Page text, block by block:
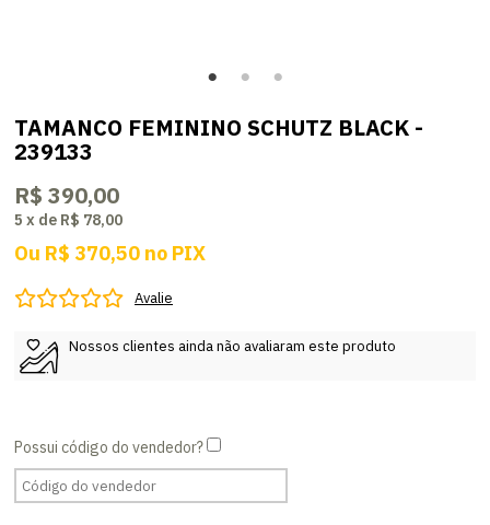
TAMANCO FEMININO SCHUTZ BLACK -
239133
R$ 390,00
5 x de R$ 78,00
Ou R$ 370,50 no PIX
Avalie
Nossos clientes ainda não avaliaram este produto